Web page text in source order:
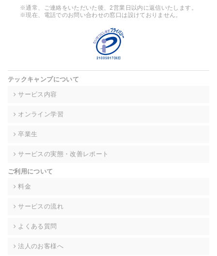
ンをとるために、氏名等の一部の情報をサービス内で使用する
チャットツールで発信することにより、本サービスの他の利用
者等に提供することがあります。
当社は事業運営上、前項利用目的の範囲に限って個人情報を外
高い委託先を選定し、個人情報の適正管理・機密保持について
個人情報の開示等(利用目的の通知、開示、内容の訂正・追加・
て、下記の当社問合わせ窓口に申し出ることができます。その
的な期間内に対応いたします。ただし、申請が本人確認が不可
により、ご希望に添えない場合があります。 なお、アクセスロ
グなどの個人情報以外の情報については、原則として開示等は
株式会社div 個人情報問合せ窓口
メールアドレス:privacy_policy@di-v.co.jp
※通常、ご連絡をいただいた後、2営業日以内に返信いたします。
※現在、電話でのお問い合わせの窓口は設けておりません。
テックキャンプについて
サービス内容
オンライン学習
卒業生
サービスの実態・改善レポート
ご利用について
料金
サービスの流れ
よくある質問
法人のお客様へ